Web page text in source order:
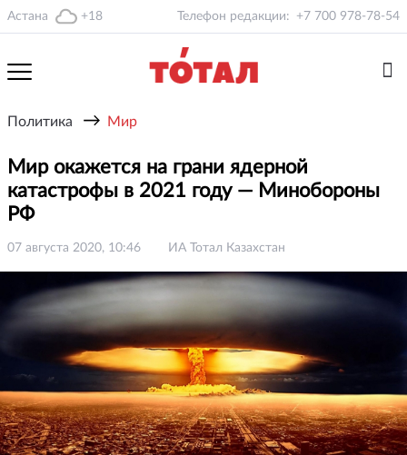
Астана +18 Телефон редакции: +7 700 978-78-54
Политика → Мир
Мир окажется на грани ядерной
катастрофы в 2021 году — Минобороны
РФ
07 августа 2020, 10:46 ИА Тотал Казахстан